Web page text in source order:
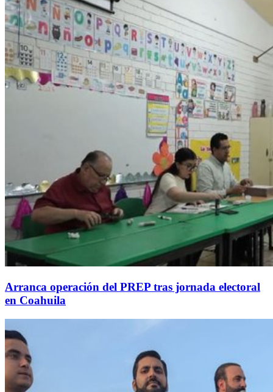
Arranca operación del PREP tras jornada electoral
en Coahuila